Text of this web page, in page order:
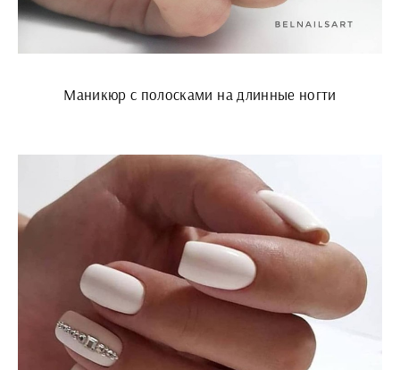
Маникюр с полосками на длинные ногти